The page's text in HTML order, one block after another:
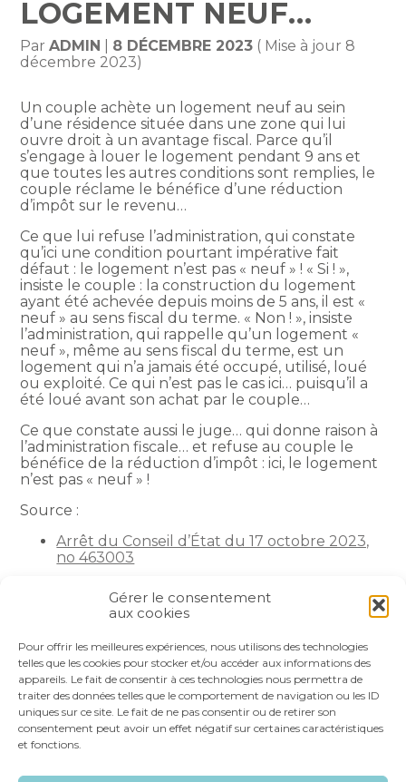
Gérer le consentement
aux cookies
Pour offrir les meilleures expériences, nous utilisons des technologies
telles que les cookies pour stocker et/ou accéder aux informations des
appareils. Le fait de consentir à ces technologies nous permettra de
traiter des données telles que le comportement de navigation ou les ID
uniques sur ce site. Le fait de ne pas consentir ou de retirer son
consentement peut avoir un effet négatif sur certaines caractéristiques
et fonctions.
LOGEMENT NEUF…
ParADMIN 8 DÉCEMBRE 2023 ( Mise à jour 8
décembre 2023)
Un couple achète un logement neuf au sein
d’une résidence située dans une zone qui lui
ouvre droit à un avantage fiscal. Parce qu’il
s’engage à louer le logement pendant 9 ans et
que toutes les autres conditions sont remplies, le
couple réclame le bénéfice d’une réduction
d’impôt sur le revenu…
Ce que lui refuse l’administration, qui constate
qu’ici une condition pourtant impérative fait
défaut : le logement n’est pas « neuf » ! « Si ! »,
insiste le couple : la construction du logement
ayant été achevée depuis moins de 5 ans, il est «
neuf » au sens fiscal du terme. « Non ! », insiste
l’administration, qui rappelle qu’un logement «
neuf », même au sens fiscal du terme, est un
logement qui n’a jamais été occupé, utilisé, loué
ou exploité. Ce qui n’est pas le cas ici… puisqu’il a
été loué avant son achat par le couple…
Ce que constate aussi le juge… qui donne raison à
l’administration fiscale… et refuse au couple le
bénéfice de la réduction d’impôt : ici, le logement
n’est pas « neuf » !
Source :
Arrêt du Conseil d’État du 17 octobre 2023,
no 463003
La petite histoire du jour
FaceBook
TwitterLinkedIn